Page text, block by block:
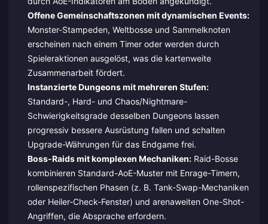
Offene Gemeinschaftszonen mit dynamischen Events:
Monster-Stampeden, Weltbosse und Sammelknoten
erscheinen nach einem Timer oder werden durch
Spieleraktionen ausgelöst, was die kartenweite
Zusammenarbeit fördert.
Instanzierte Dungeons mit mehreren Stufen:
Standard-, Hard- und Chaos/Nightmare-
Schwierigkeitsgrade desselben Dungeons lassen
progressiv bessere Ausrüstung fallen und schalten
Upgrade-Währungen für das Endgame frei.
Boss-Raids mit komplexen Mechaniken:Raid-Bosse
kombinieren Standard-AoE-Muster mit Enrage-Timern,
rollenspezifischen Phasen (z. B. Tank-Swap-Mechaniken
oder Heiler-Check-Fenster) und arenaweiten One-Shot-
Angriffen, die Absprache erfordern.